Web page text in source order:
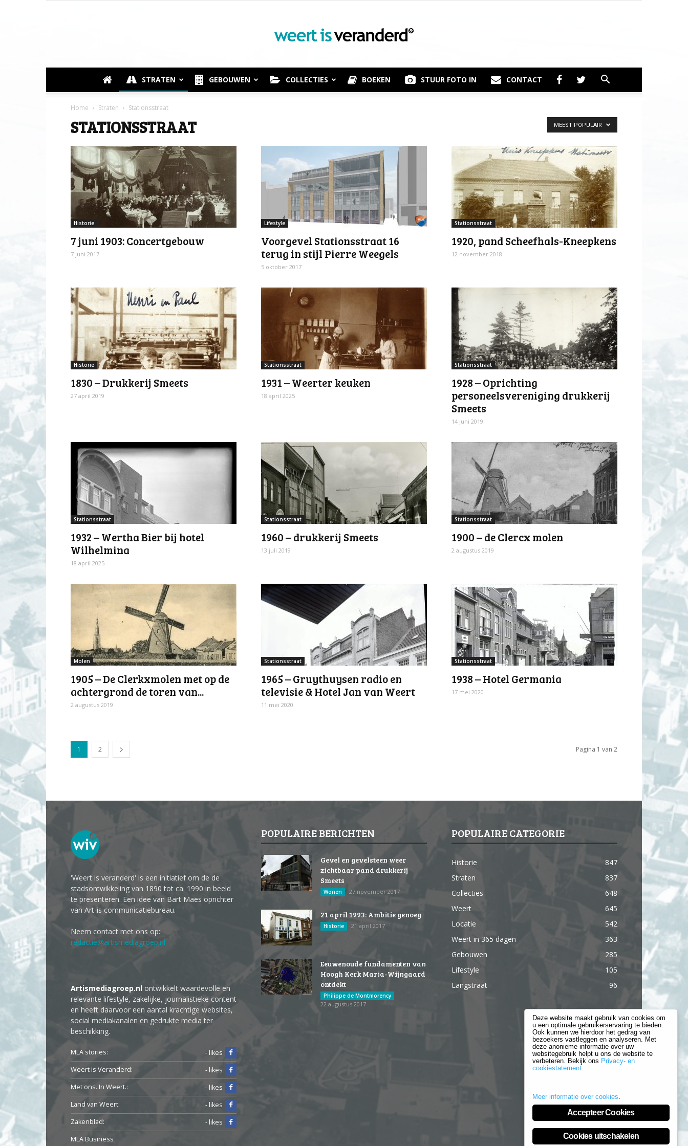
Weert
is
Veranderd
STRATEN GEBOUWEN COLLECTIES BOEKEN STUUR FOTO IN CONTACT
Home Straten Stationsstraat
STATIONSSTRAAT MEEST POPULAIR
Historie
7 juni 1903: Concertgebouw
7 juni 2017
Lifestyle
Voorgevel Stationsstraat 16
terug in stijl Pierre Weegels
5 oktober 2017
Stationsstraat
1920, pand Scheefhals-Kneepkens
12 november 2018
Historie
1830 – Drukkerij Smeets
27 april 2019
Stationsstraat
1931 – Weerter keuken
18 april 2025
Stationsstraat
1928 – Oprichting
personeelsvereniging drukkerij
Smeets
14 juni 2019
Stationsstraat
1932 – Wertha Bier bij hotel
Wilhelmina
18 april 2025
Stationsstraat
1960 – drukkerij Smeets
13 juli 2019
Stationsstraat
1900 – de Clercx molen
2 augustus 2019
Molen
1905 – De Clerkxmolen met op de
achtergrond de toren van...
2 augustus 2019
Stationsstraat
1965 – Gruythuysen radio en
televisie & Hotel Jan van Weert
11 mei 2020
Stationsstraat
1938 – Hotel Germania
17 mei 2020
1 2 Pagina 1 van 2
'Weert is veranderd' is een initiatief om de de
stadsontwikkeling van 1890 tot ca. 1990 in beeld
te presenteren. Een idee van Bart Maes oprichter
van Art-is communicatiebureau.
Neem contact met ons op:
redactie@artismediagroep.nl
Artismediagroep.nl ontwikkelt waardevolle en
relevante lifestyle, zakelijke, journalistieke content
en heeft daarvoor een aantal krachtige websites,
social mediakanalen en gedrukte media ter
beschikking.
MLA stories:
- likes
Weert is Veranderd:
- likes
Met ons. In Weert.:
- likes
Land van Weert:
- likes
Zakenblad:
- likes
MLA Business
POPULAIRE BERICHTEN
Gevel en gevelsteen weer
zichtbaar pand drukkerij
Smeets
Wonen 27 november 2017
21 april 1993: Ambitie genoeg
Historie 21 april 2017
Eeuwenoude fundamenten van
Hoogh Kerk Maria-Wijngaard
ontdekt
Philippe de Montmorency
22 augustus 2017
POPULAIRE CATEGORIE
Historie
847
Straten
837
Collecties
648
Weert
645
Locatie
542
Weert in 365 dagen
363
Gebouwen
285
Lifestyle
105
Langstraat
96
Deze website maakt gebruik van cookies om
u een optimale gebruikerservaring te bieden.
Ook kunnen we hierdoor het gedrag van
bezoekers vastleggen en analyseren. Met
deze anonieme informatie over uw
websitegebruik helpt u ons de website te
verbeteren. Bekijk ons Privacy- en
cookiestatement.
Meer informatie over cookies.
Accepteer Cookies
Cookies uitschakelen